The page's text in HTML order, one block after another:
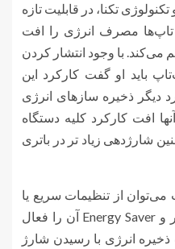
تکنا، در قابلیت تازه
تاپ‌ها مصرف انرژی را افت
می‌کند. با وجود انتشار کردن
باید او گفت کارکرد این
دیگر ذخیره سازهای انرژی
افت کارکرد کلیه دستگاه
شارژدهی زیاد تر در باتری
می‌توان از تنظیمات سریع یا
تنظیمات عادی و در قسمت پاور و Energy Saver آن را فعال
انرژی با رسیدن شارژ